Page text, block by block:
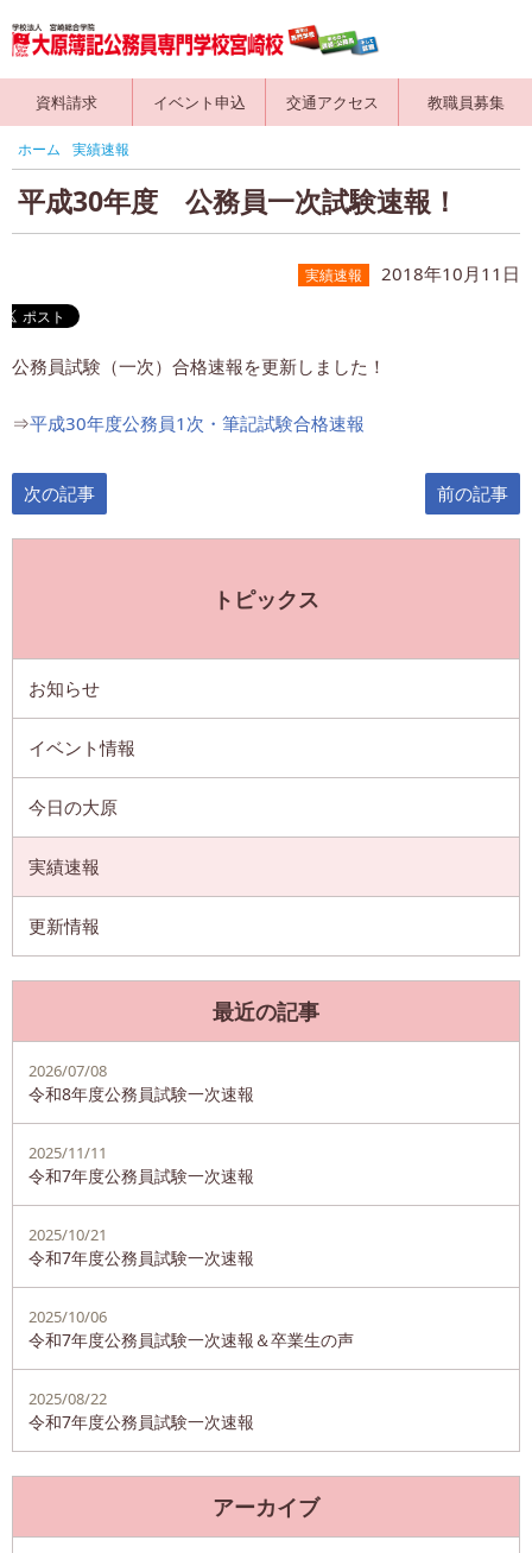
資料請求 イベント申込 交通アクセス 教職員募集
ホーム 実績速報
平成30年度 公務員一次試験速報！
実績速報 2018年10月11日
公務員試験（一次）合格速報を更新しました！
⇒平成30年度公務員1次・筆記試験合格速報
次の記事 前の記事
トピックス
お知らせ
イベント情報
今日の大原
実績速報
更新情報
最近の記事
2026/07/08
令和8年度公務員試験一次速報
2025/11/11
令和7年度公務員試験一次速報
2025/10/21
令和7年度公務員試験一次速報
2025/10/06
令和7年度公務員試験一次速報＆卒業生の声
2025/08/22
令和7年度公務員試験一次速報
アーカイブ